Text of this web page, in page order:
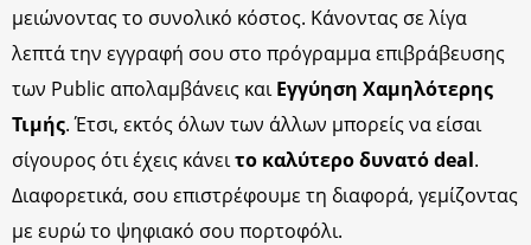
μειώνοντας το συνολικό κόστος. Κάνοντας σε λίγα
λεπτά την εγγραφή σου στο πρόγραμμα επιβράβευσης
των Public απολαμβάνεις καιΕγγύηση Χαμηλότερης
Τιμής. Έτσι, εκτός όλων των άλλων μπορείς να είσαι
σίγουρος ότι έχεις κάνειτο καλύτερο δυνατό deal.
Διαφορετικά, σου επιστρέφουμε τη διαφορά, γεμίζοντας
με ευρώ το ψηφιακό σου πορτοφόλι.